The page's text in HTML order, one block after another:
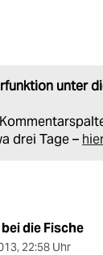
unter
drei Tage –
die Fische
, 22:58 Uhr